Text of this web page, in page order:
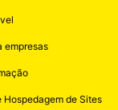
empresas
Hospedagem de Sites